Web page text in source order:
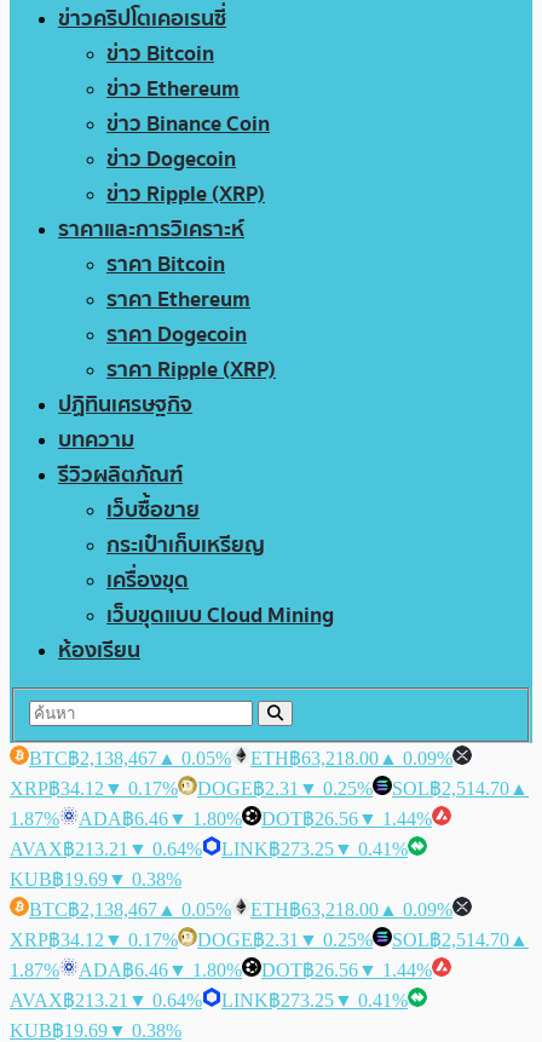
ข่าวคริปโตเคอเรนซี่
ข่าว Bitcoin
ข่าว Ethereum
ข่าว Binance Coin
ข่าว Dogecoin
ข่าว Ripple (XRP)
ราคาและการวิเคราะห์
ราคา Bitcoin
ราคา Ethereum
ราคา Dogecoin
ราคา Ripple (XRP)
ปฏิทินเศรษฐกิจ
บทความ
รีวิวผลิตภัณฑ์
เว็บซื้อขาย
กระเป๋าเก็บเหรียญ
เครื่องขุด
เว็บขุดแบบ Cloud Mining
ห้องเรียน
BTC฿2,138,467 ▲ 0.05% ETH฿63,218.00 ▲ 0.09%
XRP฿34.12 ▼ 0.17% DOGE฿2.31 ▼ 0.25% SOL฿2,514.70 ▲
1.87%
ADA฿6.46▼ 1.80% DOT฿26.56▼ 1.44%
AVAX฿213.21 ▼ 0.64% LINK฿273.25▼ 0.41%
KUB฿19.69▼ 0.38%
BTC฿2,138,467 ▲ 0.05% ETH฿63,218.00 ▲ 0.09%
XRP฿34.12 ▼ 0.17% DOGE฿2.31 ▼ 0.25% SOL฿2,514.70 ▲
1.87%
ADA฿6.46▼ 1.80% DOT฿26.56▼ 1.44%
AVAX฿213.21 ▼ 0.64% LINK฿273.25▼ 0.41%
KUB฿19.69▼ 0.38%